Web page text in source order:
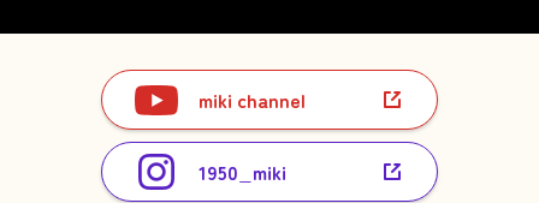
miki channel
1950_miki